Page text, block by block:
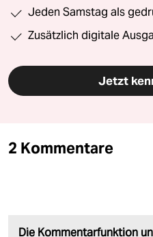
Jeden Samstag als
Zusätzlich digitale
Jetzt
2 Kommentare
Die Kommentarfunktion